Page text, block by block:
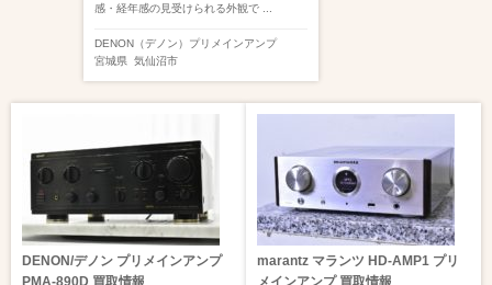
感・経年感の見受けられる外観で ...
DENON（デノン） プリメインアンプ
宮城県 気仙沼市
DENON/デノン プリメインアンプ
PMA-890D 買取情報
marantz マランツ HD-AMP1 プリ
メインアンプ 買取情報